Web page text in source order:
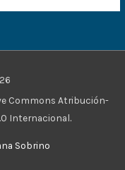
Commons Atribución-
Internacional.
Sobrino